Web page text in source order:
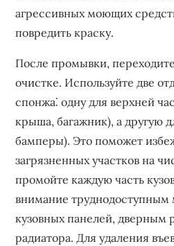
агрессивных моющих
повредить краску.
После промывки‚
очистке. Используйте две
спонжа⁚ одну для верхней
крыша‚ багажник)‚ а другую
бамперы). Это поможет
загрязненных участков на
промойте каждую часть
внимание труднодоступным
кузовных панелей‚ дверным
радиатора. Для удаления